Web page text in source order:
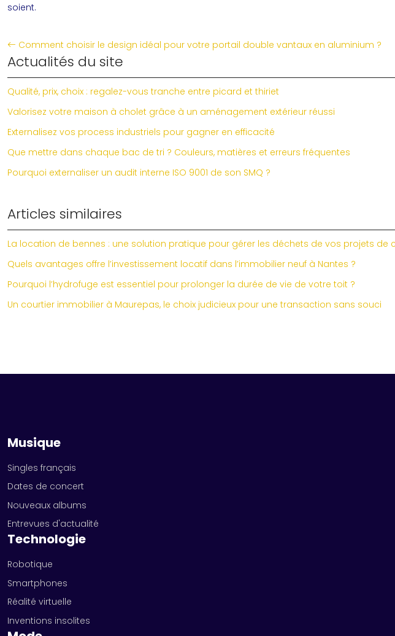
soient.
Comment choisir le design idéal pour votre portail double vantaux en aluminium ?
Actualités du site
Qualité, prix, choix : regalez-vous tranche entre picard et thiriet
Valorisez votre maison à cholet grâce à un aménagement extérieur réussi
Externalisez vos process industriels pour gagner en efficacité
Que mettre dans chaque bac de tri ? Couleurs, matières et erreurs fréquentes
Pourquoi externaliser un audit interne ISO 9001 de son SMQ ?
Articles similaires
La location de bennes : une solution pratique pour gérer les déchets de vos projets de
Quels avantages offre l’investissement locatif dans l’immobilier neuf à Nantes ?
Pourquoi l’hydrofuge est essentiel pour prolonger la durée de vie de votre toit ?
Un courtier immobilier à Maurepas, le choix judicieux pour une transaction sans souci
Musique
Singles français
Dates de concert
Nouveaux albums
Entrevues d'actualité
Technologie
Robotique
Smartphones
Réalité virtuelle
Inventions insolites